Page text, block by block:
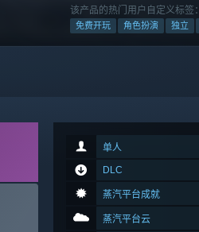
该产品的热门用户自定义标签：
免费开玩 角色扮演 独立
单人
DLC
蒸汽平台成就
蒸汽平台云